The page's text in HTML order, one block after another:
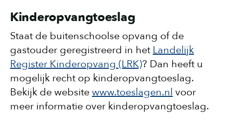
Kinderopvangtoeslag
Staat de buitenschoolse opvang of de
gastouder geregistreerd in het Landelijk
Register Kinderopvang (LRK)? Dan heeft u
mogelijk recht op kinderopvangtoeslag.
Bekijk de websitewww.toeslagen.nl voor
meer informatie over kinderopvangtoeslag.